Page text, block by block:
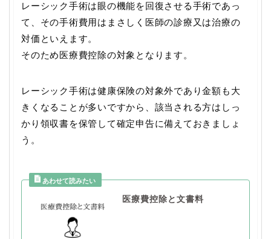
レーシック手術は眼の機能を回復させる手術であっ
て、その手術費用はまさしく医師の診療又は治療の
対価といえます。
そのため医療費控除の対象となります。
レーシック手術は健康保険の対象外であり金額も大
きくなることが多いですから、該当される方はしっ
かり領収書を保管して確定申告に備えておきましょ
う。
医療費控除と文書料